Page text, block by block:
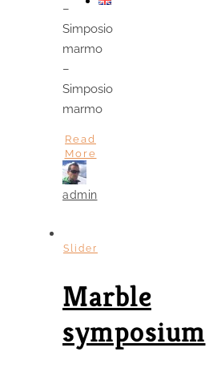
–
Simposio
marmo
–
Simposio
marmo
Read
More
admin
Slider
Marble
symposium